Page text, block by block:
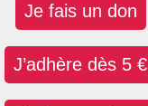
Je fais un don
J’adhère dès 5 €